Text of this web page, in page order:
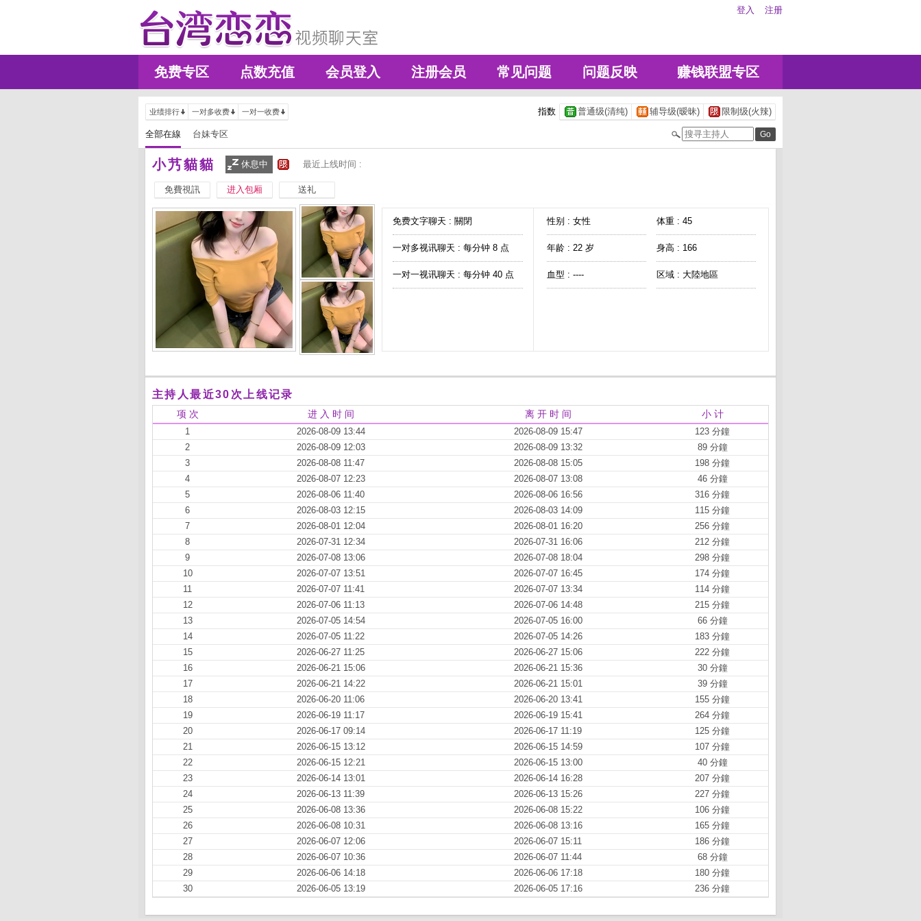
登入 注册
免费专区 点数充值 会员登入 注册会员 常见问题 问题反映 赚钱联盟专区
业绩排行 一对多收费 一对一收费 指数 普通级(清纯) 辅导级(暧昧) 限制级(火辣)
全部在線 台妹专区
小艿貓貓 休息中 最近上线时间 :
免費視訊 进入包厢 送礼
免费文字聊天 : 關閉
一对多视讯聊天 : 每分钟 8 点
一对一视讯聊天 : 每分钟 40 点
性别 : 女性 体重 : 45
年龄 : 22 岁 身高 : 166
血型 : ---- 区域 : 大陸地區
主持人最近30次上线记录
项 次 进 入 时 间 离 开 时 间 小 计
1 2026-08-09 13:44 2026-08-09 15:47
123 分鐘
2
2026-08-09 12:03 2026-08-09 13:32
89 分鐘
3
2026-08-08 11:47 2026-08-08 15:05
198 分鐘
4
2026-08-07 12:23 2026-08-07 13:08
46 分鐘
5
2026-08-06 11:40 2026-08-06 16:56
316 分鐘
6
2026-08-03 12:15 2026-08-03 14:09
115 分鐘
7
2026-08-01 12:04 2026-08-01 16:20
256 分鐘
8
2026-07-31 12:34 2026-07-31 16:06
212 分鐘
9
2026-07-08 13:06 2026-07-08 18:04
298 分鐘
10
2026-07-07 13:51 2026-07-07 16:45
174 分鐘
11
2026-07-07 11:41 2026-07-07 13:34
114 分鐘
12
2026-07-06 11:13 2026-07-06 14:48
215 分鐘
13
2026-07-05 14:54 2026-07-05 16:00
66 分鐘
14
2026-07-05 11:22 2026-07-05 14:26
183 分鐘
15
2026-06-27 11:25 2026-06-27 15:06
222 分鐘
16
2026-06-21 15:06 2026-06-21 15:36
30 分鐘
17
2026-06-21 14:22 2026-06-21 15:01
39 分鐘
18
2026-06-20 11:06 2026-06-20 13:41
155 分鐘
19
2026-06-19 11:17 2026-06-19 15:41
264 分鐘
20
2026-06-17 09:14 2026-06-17 11:19
125 分鐘
21
2026-06-15 13:12 2026-06-15 14:59
107 分鐘
22
2026-06-15 12:21 2026-06-15 13:00
40 分鐘
23
2026-06-14 13:01 2026-06-14 16:28
207 分鐘
24
2026-06-13 11:39 2026-06-13 15:26
227 分鐘
25
2026-06-08 13:36 2026-06-08 15:22
106 分鐘
26
2026-06-08 10:31 2026-06-08 13:16
165 分鐘
27
2026-06-07 12:06 2026-06-07 15:11
186 分鐘
28
2026-06-07 10:36 2026-06-07 11:44
68 分鐘
29
2026-06-06 14:18 2026-06-06 17:18
180 分鐘
30
2026-06-05 13:19 2026-06-05 17:16 236 分鐘